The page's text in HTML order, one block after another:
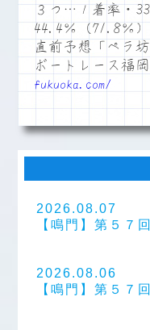
３つ…１着率・
44.4％（71.8％）
直前予想「ペラ
ボートレース福
fukuoka.com/
2026.08.07
【鳴門】第５７
2026.08.06
【鳴門】第５７